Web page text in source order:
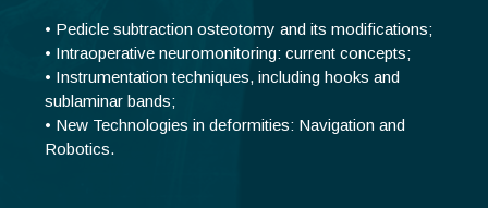
• Pedicle subtraction osteotomy and its modifications;
• Intraoperative neuromonitoring: current concepts;
• Instrumentation techniques, including hooks and
sublaminar bands;
• New Technologies in deformities: Navigation and
Robotics.